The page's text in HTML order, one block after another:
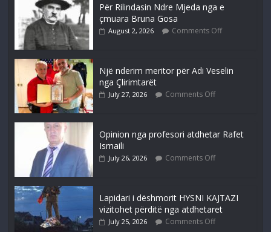
Për Rilindasin Ndre Mjeda nga e
çmuara Bruna Gosa
August 2, 2026 Comments Off
Një nderim meritor për Adi Veselin
nga Çlirimtarët
July 27, 2026 Comments Off
Opinion nga profesori atdhetar Rafet
Ismaili
July 26, 2026 Comments Off
Lapidari i dëshmorit HYSNI KAJTAZI
vizitohet përditë nga atdhetaret
July 25, 2026 Comments Off